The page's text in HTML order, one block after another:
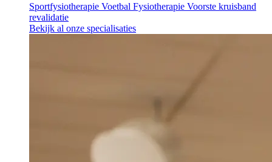
Sportfysiotherapie Voetbal Fysiotherapie Voorste kruisband
revalidatie
Bekijk al onze specialisaties